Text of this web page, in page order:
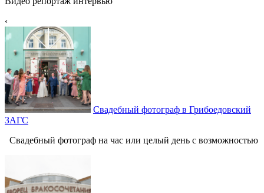
‹
Свадебный фотограф в Грибоедовский
ЗАГС
Свадебный фотограф на час или целый день с возможностью